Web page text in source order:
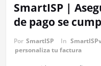
SmartISP |
de pago se
Por SmartISP In
personaliza tu factura